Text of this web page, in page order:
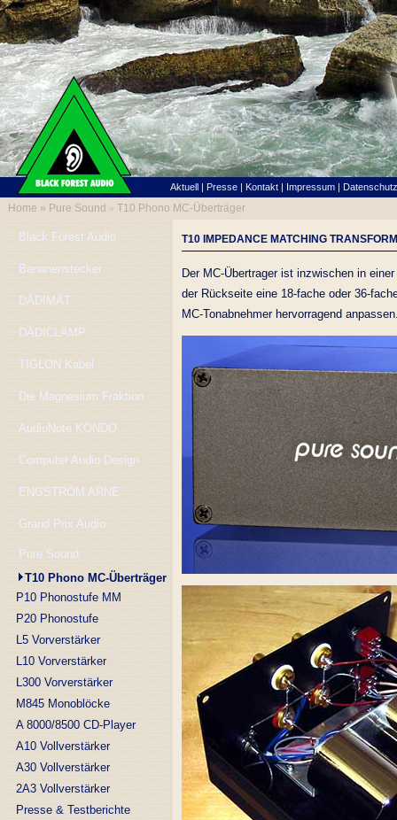
Aktuell | Presse | Kontakt | Impressum | Datenschutz
Home » Pure Sound » T10 Phono MC-Überträger
Black Forest Audio
Bananenstecker
DÄD!MÄT
DÄD!CLÄMP
TIGLON Kabel
Die Magnesium Fraktion
AudioNote KONDO
Computer Audio Design
ENGSTRÖM ARNE
Grand Prix Audio
Pure Sound
T10 Phono MC-Überträger
P10 Phonostufe MM
P20 Phonostufe
L5 Vorverstärker
L10 Vorverstärker
L300 Vorverstärker
M845 Monoblöcke
A 8000/8500 CD-Player
A10 Vollverstärker
A30 Vollverstärker
2A3 Vollverstärker
Presse & Testberichte
T10 IMPEDANCE MATCHING
Der MC-Übertrager ist inzwischen in
der Rückseite eine 18-fache oder 36-
MC-Tonabnehmer hervorragend